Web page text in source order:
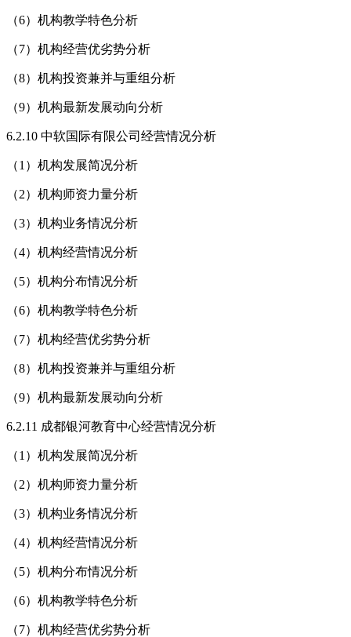
（6）机构教学特色分析
（7）机构经营优劣势分析
（8）机构投资兼并与重组分析
（9）机构最新发展动向分析
6.2.10 中软国际有限公司经营情况分析
（1）机构发展简况分析
（2）机构师资力量分析
（3）机构业务情况分析
（4）机构经营情况分析
（5）机构分布情况分析
（6）机构教学特色分析
（7）机构经营优劣势分析
（8）机构投资兼并与重组分析
（9）机构最新发展动向分析
6.2.11 成都银河教育中心经营情况分析
（1）机构发展简况分析
（2）机构师资力量分析
（3）机构业务情况分析
（4）机构经营情况分析
（5）机构分布情况分析
（6）机构教学特色分析
（7）机构经营优劣势分析